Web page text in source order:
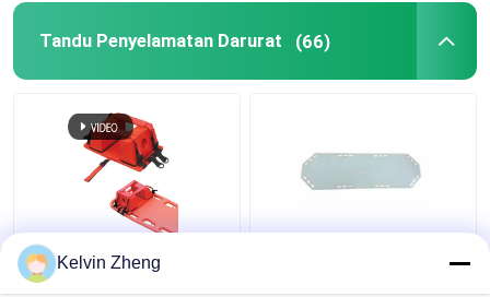
Tandu Penyelamatan Darurat (66)
Kelvin Zheng